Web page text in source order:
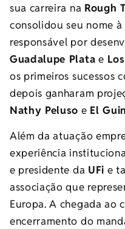
sua carreira na Rough
consolidou seu nome
responsável por
Guadalupe Plata e
os primeiros sucessos
depois ganharam
Nathy Peluso e El
Além da atuação
experiência
e presidente da UFi e
associação que
Europa. A chegada ao
encerramento do